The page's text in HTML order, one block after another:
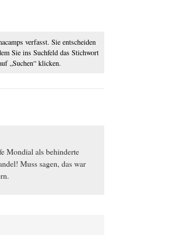
verfasst. Sie entscheiden
Sie ins Suchfeld das Stichwort
„Suchen“ klicken.
Mondial als behinderte
Muss sagen, das war